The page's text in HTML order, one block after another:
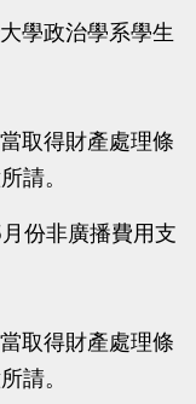
學政治學系學生
取得財產處理條
請。
份非廣播費用支
取得財產處理條
請。